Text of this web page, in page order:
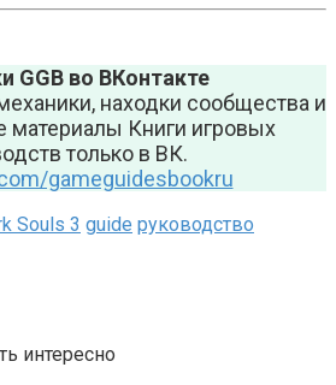
GGB во ВКонтакте
находки сообщества и
материалы Книги игровых
только в ВК.
gameguidesbookru
Souls 3 guide руководство
интересно